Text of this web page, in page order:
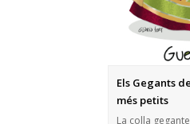
Els Gegants
més petits
La colla